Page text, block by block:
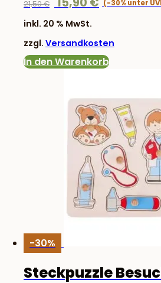
21,50€
war:
21,50 €
inkl. 20 % MwSt.
zzgl. Versandkosten
In den Warenkorb
-30%
Steckpuzzle